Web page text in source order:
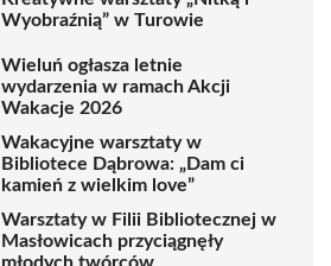
Wyobraźnią” w Turowie
Wieluń ogłasza letnie
wydarzenia w ramach Akcji
Wakacje 2026
Wakacyjne warsztaty w
Bibliotece Dąbrowa: „Dam ci
kamień z wielkim love”
Warsztaty w Filii Bibliotecznej w
Masłowicach przyciągnęły
młodych twórców